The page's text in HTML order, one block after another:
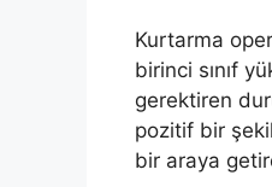
Kurtarma
birinci sınıf
gerektiren
pozitif bir
bir araya